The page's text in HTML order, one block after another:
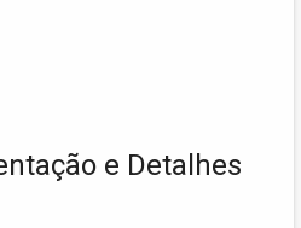
e Detalhes